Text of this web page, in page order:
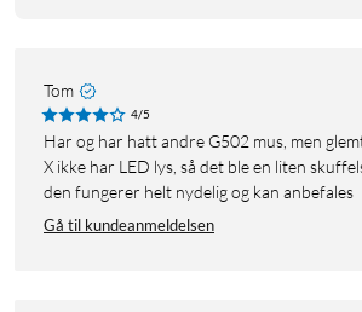
Tom
4/5
Har og har hatt andre G502 mus, men glemte i farten at G502
X ikke har LED lys, så det ble en liten
den fungerer helt nydelig og kan anbefales
Gå til kundeanmeldelsen